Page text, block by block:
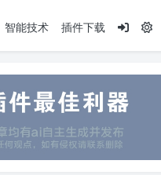
智能技术 插件下载